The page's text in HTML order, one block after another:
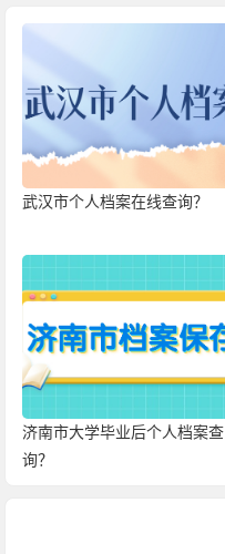
武汉市个人档案在线查询？
济南市大学毕业后个人档案查
询？